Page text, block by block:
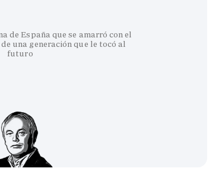
de España que se amarró con el
una generación que le tocó al
futuro